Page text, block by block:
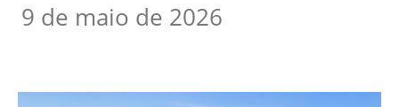
9 de maio de 2026